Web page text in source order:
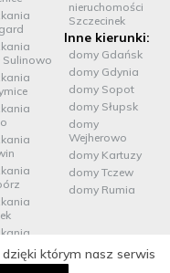
Sulinowo
nieruchomości
Szczecinek
Inne kierunki:
domy Gdańsk
domy Gdynia
domy Sopot
domy Słupsk
domy
Wejherowo
domy Kartuzy
domy Tczew
domy Rumia
którym nasz serwis